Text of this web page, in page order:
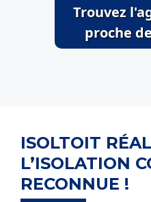
Trouvez
proche
ISOLTOIT
L’ISOLATION
RECONNUE !